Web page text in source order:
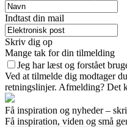
Indtast din mail
Skriv dig op
Mange tak for din tilmelding
Jeg har læst og forstået
Ved at tilmelde dig modtager
retningslinjer. Afmelding? Det
Få inspiration og nyheder –
Få inspiration, viden og små